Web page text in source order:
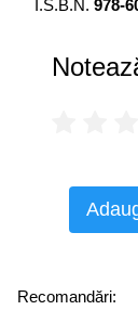
I.S.B.N. 978-
Recomandări: